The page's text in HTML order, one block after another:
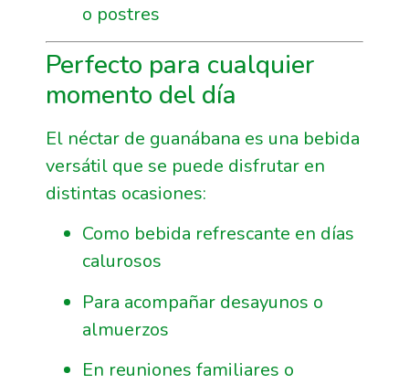
o postres
Perfecto para cualquier
momento del día
El néctar de guanábana es una bebida
versátil que se puede disfrutar en
distintas ocasiones:
Como bebida refrescante en días
calurosos
Para acompañar desayunos o
almuerzos
En reuniones familiares o